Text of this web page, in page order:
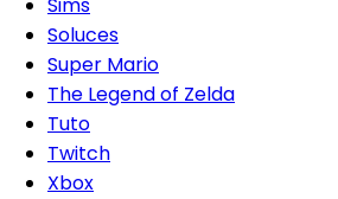
Sims
Soluces
Super Mario
The Legend of Zelda
Tuto
Twitch
Xbox